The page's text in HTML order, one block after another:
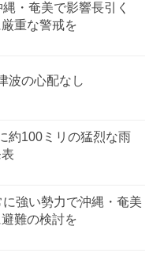
・奄美で影響長引く
重な警戒を
波の心配なし
約100ミリの猛烈な雨
強い勢力で沖縄・奄美
難の検討を